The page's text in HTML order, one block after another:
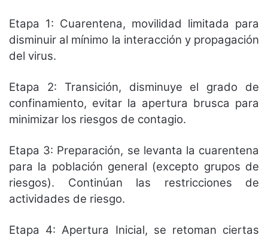
Etapa 1: Cuarentena, movilidad limitada para
disminuir al mínimo la interacción y propagación
del virus.
Etapa 2: Transición, disminuye el grado de
confinamiento, evitar la apertura brusca para
minimizar los riesgos de contagio.
Etapa 3: Preparación, se levanta la cuarentena
para la población general (excepto grupos de
riesgos). Continúan las restricciones de
actividades de riesgo.
Etapa 4: Apertura Inicial, se retoman ciertas